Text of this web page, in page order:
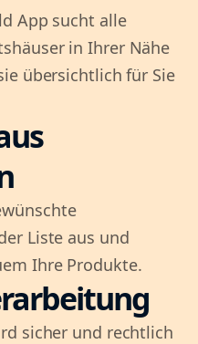
App sucht alle
in Ihrer Nähe
übersichtlich für Sie
Liste aus und
Ihre Produkte.
sicher und rechtlich